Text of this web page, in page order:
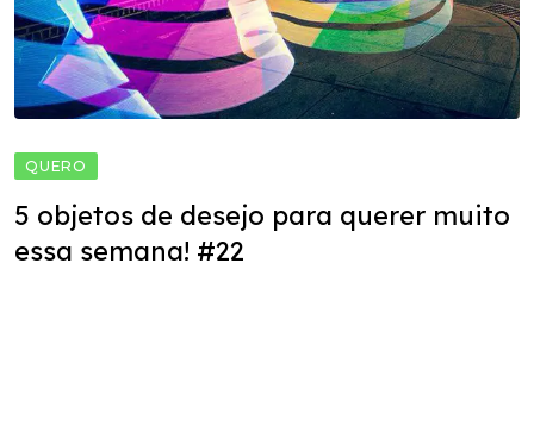
QUERO
5 objetos de desejo para querer muito
essa semana! #22